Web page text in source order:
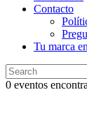
Contacto
Tu marca
0 eventos